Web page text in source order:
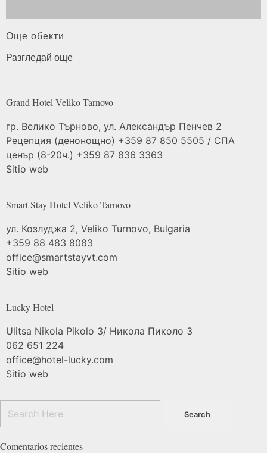
Още обекти
Разгледай още
Grand Hotel VelikoTarnovo
гр. Велико Търново, ул. Александър Пенчев 2
Рецепция (денонощно) +359 87 850 5505 / СПА
ценър (8-20ч.) +359 87 836 3363
Sitio web
Smart Stay Hotel VelikoTarnovo
ул. Козлуджа 2, Veliko Turnovo, Bulgaria
+359 88 483 8083
office@smartstayvt.com
Sitio web
LuckyHotel
Ulitsa Nikola Pikolo 3/ Никола Пиколо 3
062 651 224
office@hotel-lucky.com
Sitio web
Comentarios recientes